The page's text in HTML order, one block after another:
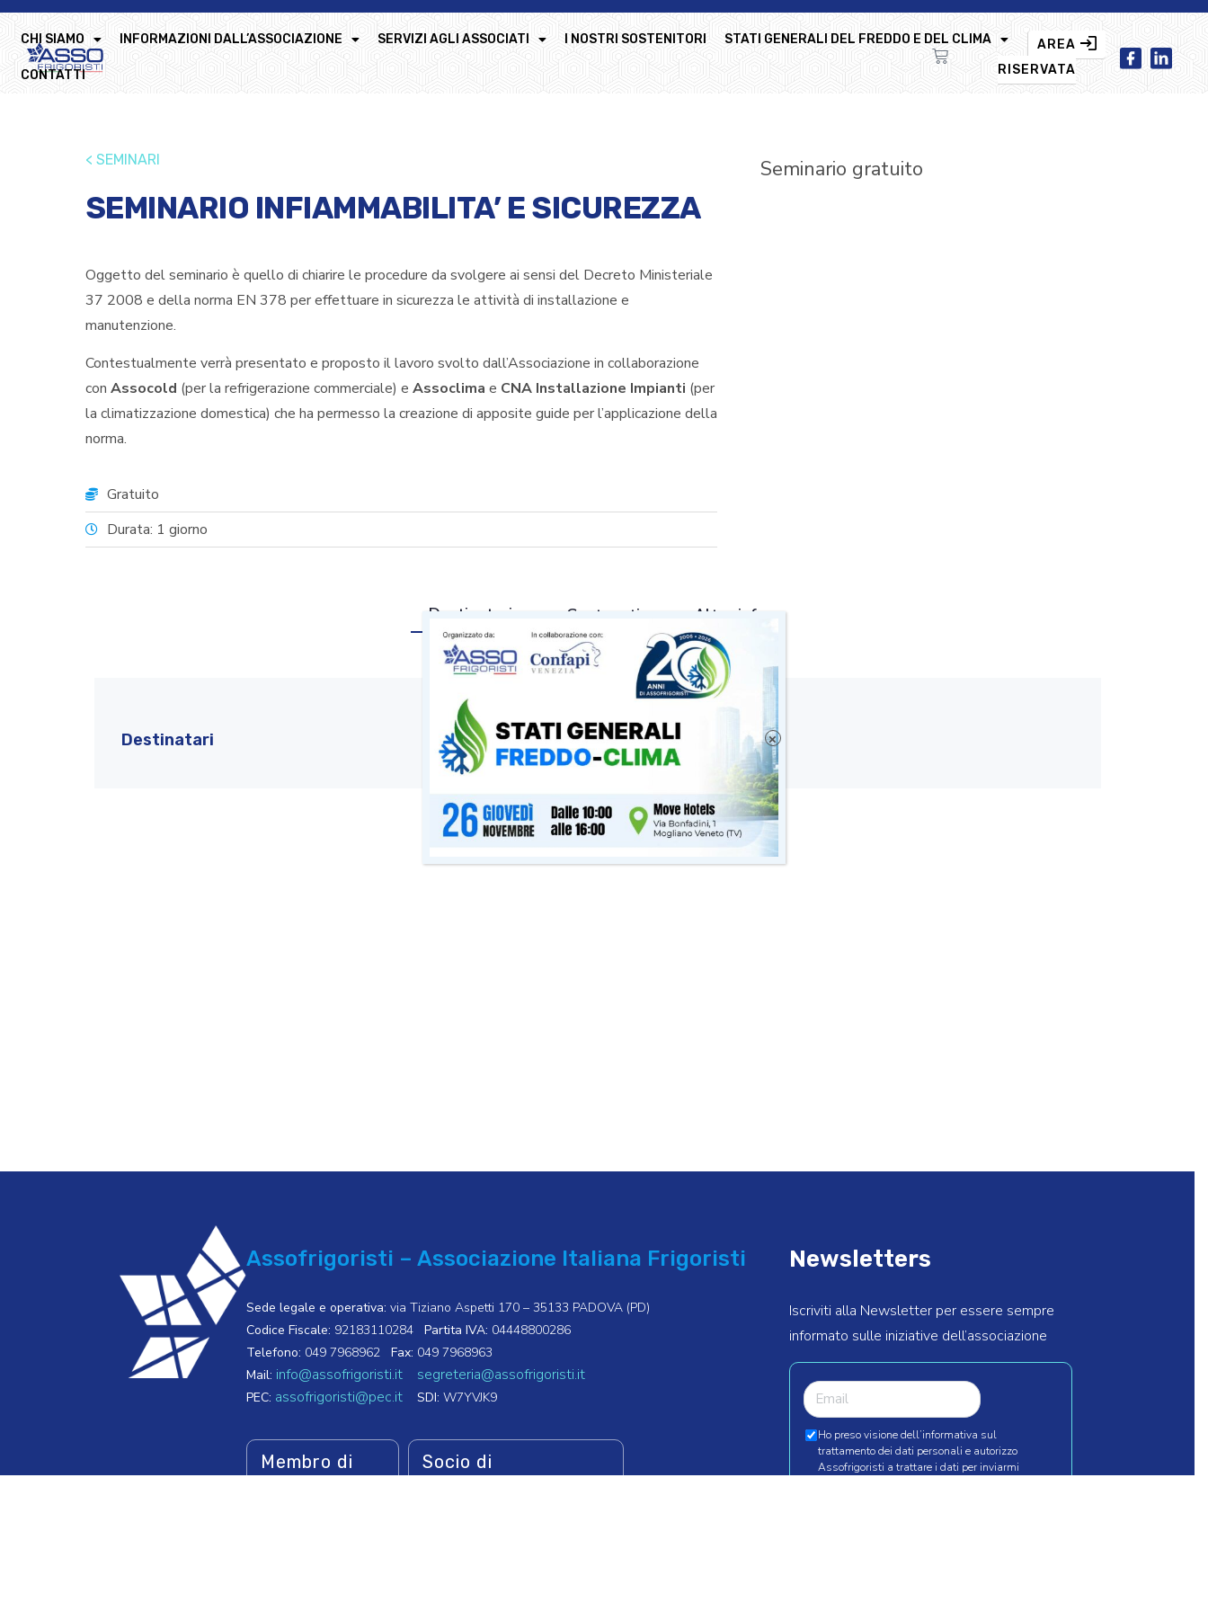
CHI SIAMO INFORMAZIONI DALL’ASSOCIAZIONE SERVIZI AGLI ASSOCIATI I NOSTRI SOSTENITORI STATI GENERALI DEL FREDDO E DEL CLIMA
CONTATTI
AREA
RISERVATA
< SEMINARI
SEMINARIO INFIAMMABILITA’ E SICUREZZA
Oggetto del seminario è quello di chiarire le procedure da svolgere ai sensi del Decreto Ministeriale
37 2008 e della norma EN 378 per effettuare in sicurezza le attività di installazione e
manutenzione.
Contestualmente verrà presentato e proposto il lavoro svolto dall’Associazione in collaborazione
con Assocold (per la refrigerazione commerciale) e Assoclima e CNA Installazione Impianti (per
la climatizzazione domestica) che ha permesso la creazione di apposite guide per l’applicazione della
norma.
Gratuito
Durata: 1 giorno
Seminario gratuito
Destinatari Contenuti Altre info
Destinatari
Contenuti
Altre info
Assofrigoristi – Associazione Italiana Frigoristi
Sede legale e operativa: via Tiziano Aspetti 170 – 35133 PADOVA (PD)
Codice Fiscale: 92183110284 Partita IVA: 04448800286
Telefono: 049 7968962 Fax: 049 7968963
Mail: info@assofrigoristi.it segreteria@assofrigoristi.it
PEC: assofrigoristi@pec.it SDI: W7YVJK9
Membro di Socio di
Newsletters
Iscriviti alla Newsletter per essere sempre
informato sulle iniziative dell’associazione
Ho preso visione dell’informativa sul
trattamento dei dati personali e autorizzo
Assofrigoristi a trattare i dati per inviarmi
×